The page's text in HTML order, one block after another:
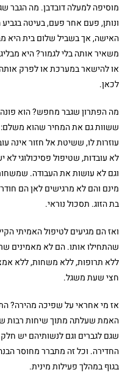
מוסיפה למעלה דובדבן. מה הגבר
ונותן, פעם אחר פעם, בעיטה
האישה, אך בשביל שלום בית היא
משאיר אותה בלי לגמור? היא
או להישאר במערכת או לפרק
לכאן.
מה הפתרון שגבר מחפש? הוא
ששוות גם את המחיר שהוא
עוזרות לו, ששיטת אל חזור אינה
לא עובדות, שטיפול פסיכולוגי לא
וגם לא עושות את העבודה.
מינם והם לא מרגישים לאן הם
בת הזוג. תסכול נוראי.
ואז הם מגיעים לטיפול האמיתי
שהתחילו אותו. הם לא מאמינים
ללא תרופות, ללא משחות, ללא
חצי שעת משגל.
אז מי אחראי על שפיכה מהירה?
האמת שעלתה מתוך שיחות רבות
שגם לגברים וגם לנשותיהם יש
החדירה. וכל זה מתברר מחוסר
בגוף במהלך פעילות מינית.